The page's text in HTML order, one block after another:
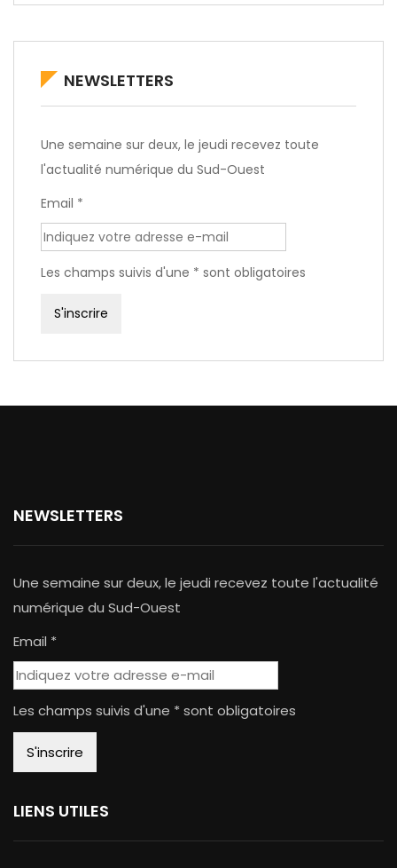
NEWSLETTERS
Une semaine sur deux, le jeudi recevez toute
l'actualité numérique du Sud-Ouest
Email *
Les champs suivis d'une * sont obligatoires
NEWSLETTERS
Une semaine sur deux, le jeudi recevez toute l'actualité
numérique du Sud-Ouest
Email *
Les champs suivis d'une * sont obligatoires
LIENS UTILES